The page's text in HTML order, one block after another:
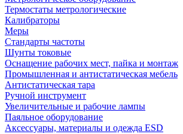
Термостаты метрологические
Калибраторы
Меры
Стандарты частоты
Шунты токовые
Оснащение рабочих мест, пайка и монтаж
Промышленная и антистатическая мебель
Антистатическая тара
Ручной инструмент
Увеличительные и рабочие лампы
Паяльное оборудование
Аксессуары, материалы и одежда ESD